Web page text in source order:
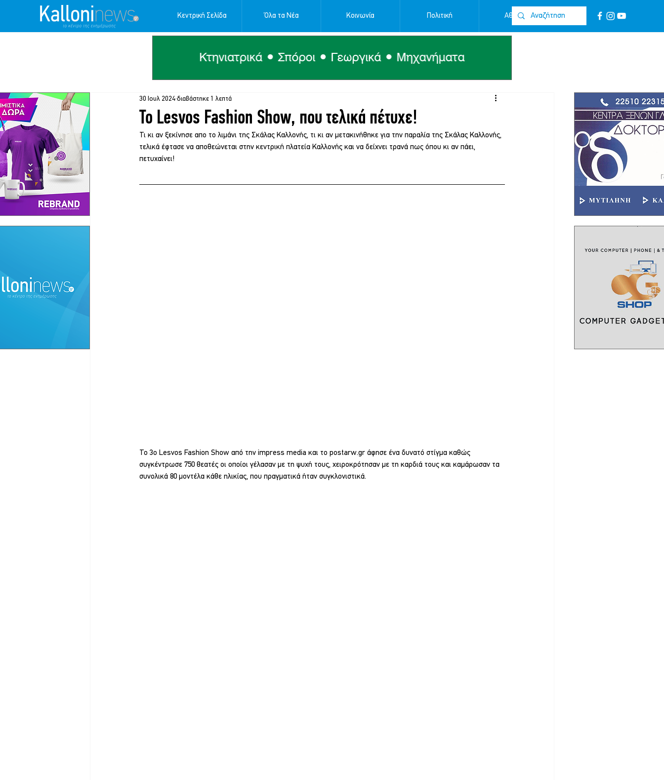
Κεντρική Σελίδα Όλα τα Νέα Κοινωνία Πολιτική Αθλητικά Επικοινωνία
Το Lesvos Fashion Show, που τελικά πέτυχε!
30 Ιουλ 2024 διαβάστηκε 1 λεπτά
Τι κι αν ξεκίνησε απο το λιμάνι της Σκάλας Καλλονής, τι κι αν μετακινήθηκε για την παραλία της Σκάλας Καλλονής,
τελικά έφτασε να αποθεώνεται στην κεντρική πλατεία Καλλονής και να δείχνει τρανά πως όπου κι αν πάει,
πετυχαίνει!
Το 3ο Lesvos Fashion Show από την impress media και το postarw.gr άφησε ένα δυνατό στίγμα καθώς
συγκέντρωσε 750 θεατές οι οποίοι γέλασαν με τη ψυχή τους, χειροκρότησαν με τη καρδιά τους και καμάρωσαν τα
συνολικά 80 μοντέλα κάθε ηλικίας, που πραγματικά ήταν συγκλονιστικά.